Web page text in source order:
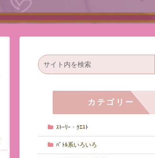
カテゴリー
ｽﾄｰﾘｰ・ｸｴｽﾄ
ﾊﾞﾄﾙ系いろいろ